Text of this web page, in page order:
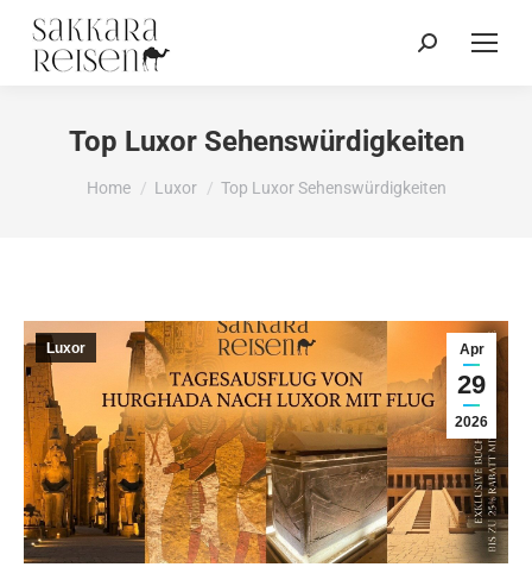
Top Luxor Sehenswürdigkeiten
You are here:
Home Luxor Top Luxor Sehenswürdigkeiten
Apr
29
2026
Luxor